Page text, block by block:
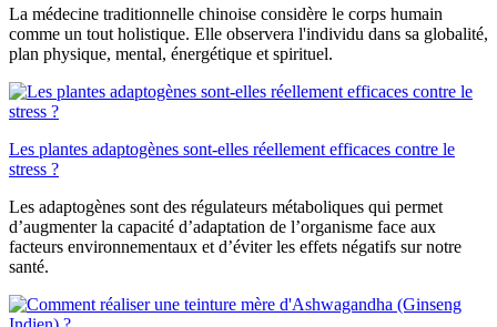
La médecine traditionnelle chinoise considère le corps humain
comme un tout holistique. Elle observera l'individu dans sa globalité,
plan physique, mental, énergétique et spirituel.
Les plantes adaptogènes sont-elles réellement efficaces contre le
stress ?
Les adaptogènes sont des régulateurs métaboliques qui permet
d’augmenter la capacité d’adaptation de l’organisme face aux
facteurs environnementaux et d’éviter les effets négatifs sur notre
santé.